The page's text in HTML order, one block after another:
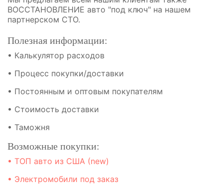
ВОССТАНОВЛЕНИЕ авто "под ключ" на нашем
партнерском СТО.
Полезная информации:
• Калькулятор расходов
• Процесс покупки/доставки
• Постоянным и оптовым покупателям
• Стоимость доставки
• Таможня
Возможные покупки:
• ТОП авто из США (new)
• Электромобили под заказ